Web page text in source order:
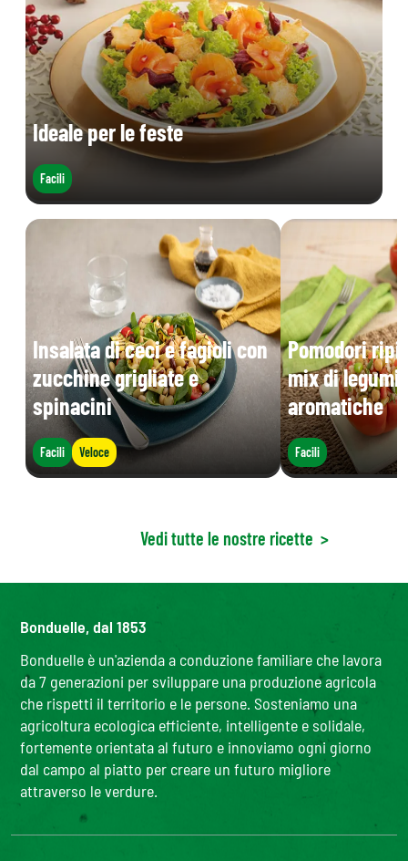
Ideale per le feste
Facili
Insalata di ceci e fagioli con
zucchine grigliate e
spinacini
Facili Veloce
Pomodori
mix di legumi
aromatiche
Facili
Vedi tutte le nostre ricette >
Bonduelle, dal 1853
Bonduelle è un'azienda a conduzione familiare che lavora
da 7 generazioni per sviluppare una produzione agricola
che rispetti il territorio e le persone. Sosteniamo una
agricoltura ecologica efficiente, intelligente e solidale,
fortemente orientata al futuro e innoviamo ogni giorno
dal campo al piatto per creare un futuro migliore
attraverso le verdure.